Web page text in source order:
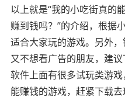
以上就是“我的小吃街真的
赚到钱吗？”的介绍，根据
适合大家玩的游戏。另外，
又不想看广告的朋友，建
软件上面有很多试玩类游
能赚钱的游戏，赶紧下载去